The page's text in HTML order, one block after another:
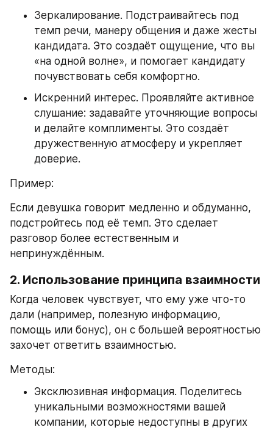
Зеркалирование. Подстраивайтесь под
темп речи, манеру общения и даже жесты
кандидата. Это создаёт ощущение, что вы
«на одной волне», и помогает кандидату
почувствовать себя комфортно.
Искренний интерес. Проявляйте активное
слушание: задавайте уточняющие вопросы
и делайте комплименты. Это создаёт
дружественную атмосферу и укрепляет
доверие.
Пример:
Если девушка говорит медленно и обдуманно,
подстройтесь под её темп. Это сделает
разговор более естественным и
непринуждённым.
2. Использование принципа взаимности
Когда человек чувствует, что ему уже что-то
дали (например, полезную информацию,
помощь или бонус), он с большей вероятностью
захочет ответить взаимностью.
Методы:
Эксклюзивная информация. Поделитесь
уникальными возможностями вашей
компании, которые недоступны в других